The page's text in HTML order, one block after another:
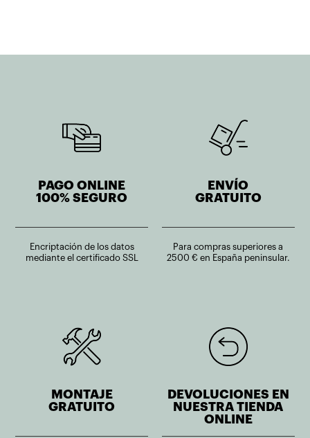
PAGO ONLINE
100% SEGURO
Encriptación de los datos
mediante el certificado SSL
ENVÍO
GRATUITO
Para compras superiores a
2500 € en España peninsular.
MONTAJE
GRATUITO
DEVOLUCIONES EN
NUESTRA TIENDA
ONLINE